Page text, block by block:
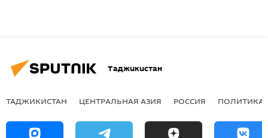
Таджикистан
ТАДЖИКИСТАН ЦЕНТРАЛЬНАЯ АЗИЯ РОССИЯ ПОЛИТИКА